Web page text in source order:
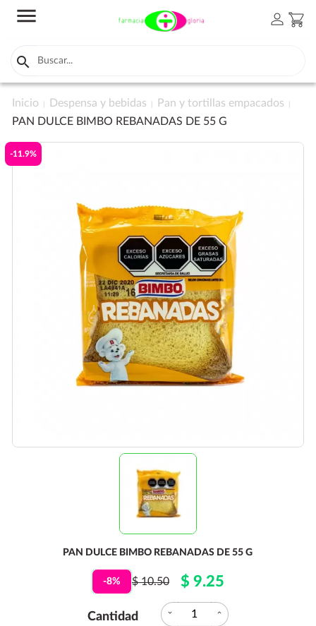
menu person shopping_cart

Inicio Despensa y bebidas
Pan y tortillas empacados
PAN DULCE BIMBO REBANADAS DE 55 G
-11.9%
PAN DULCE BIMBO REBANADAS DE 55 G
-8% $ 10.50 $ 9.25
Cantidad expand_more expand_less